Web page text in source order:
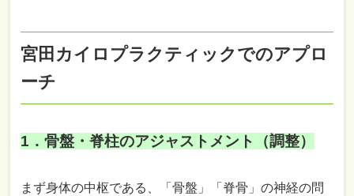
宮田カイロプラクティックでのアプロ
ーチ
1．骨盤・脊柱のアジャストメント（調整）
まず身体の中枢である、「骨盤」「脊骨」の神経の問